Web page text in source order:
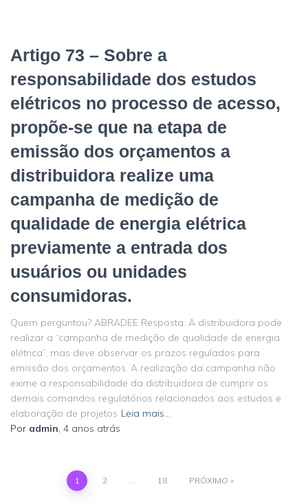
Artigo 73 – Sobre a
responsabilidade dos estudos
elétricos no processo de acesso,
propõe-se que na etapa de
emissão dos orçamentos a
distribuidora realize uma
campanha de medição de
qualidade de energia elétrica
previamente a entrada dos
usuários ou unidades
consumidoras.
Quem perguntou? ABRADEE Resposta: A distribuidora pode
realizar a “campanha de medição de qualidade de energia
elétrica”, mas deve observar os prazos regulados para
emissão dos orçamentos. A realização da campanha não
exime a responsabilidade da distribuidora de cumprir os
demais comandos regulatórios relacionados aos estudos e
elaboração de projetos Leia mais…
Por admin, 4 anos atrás
Paginação
1 2 … 18 PRÓXIMO